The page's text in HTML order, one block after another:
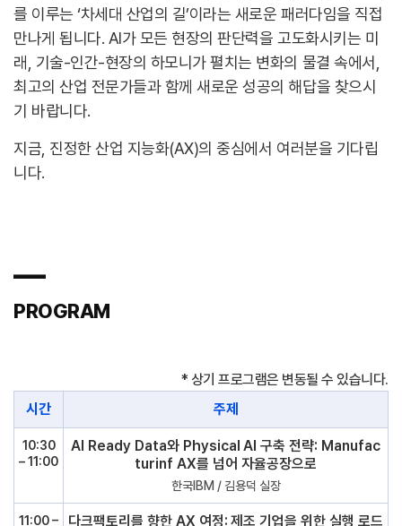
를 이루는 ‘차세대 산업의 길’이라는 새로운 패러다임을 직접
만나게 됩니다. AI가 모든 현장의 판단력을 고도화시키는 미
래, 기술-인간-현장의 하모니가 펼치는 변화의 물결 속에서,
최고의 산업 전문가들과 함께 새로운 성공의 해답을 찾으시
기 바랍니다.
지금, 진정한 산업 지능화(AX)의 중심에서 여러분을 기다립
니다.
―
PROGRAM
* 상기 프로그램은 변동될 수 있습니다.
시간
주제
10:30
– 11:00
AI Ready Data와 Physical AI 구축 전략: Manufac
turinf AX를 넘어 자율공장으로
한국IBM / 김용덕 실장
11:00 – 다크팩토리를 향한 AX 여정: 제조 기업을 위한 실행 로드